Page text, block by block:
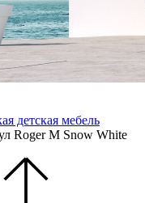
детская мебель
Roger M Snow White